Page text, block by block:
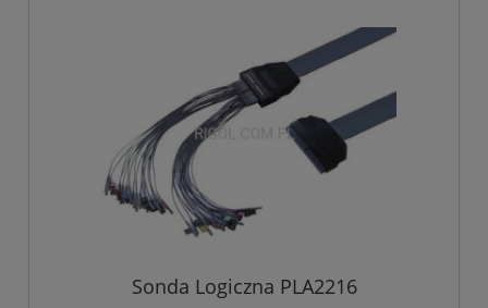
Sonda Logiczna PLA2216